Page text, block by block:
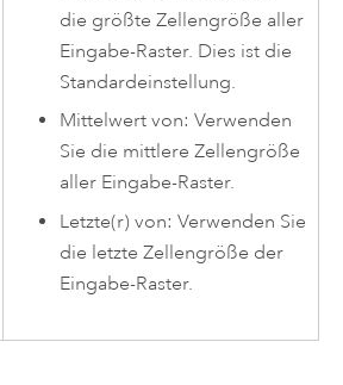
die größte Zellengröße aller
Eingabe-Raster. Dies ist die
Standardeinstellung.
Mittelwert von: Verwenden
Sie die mittlere Zellengröße
aller Eingabe-Raster.
Letzte(r) von: Verwenden Sie
die letzte Zellengröße der
Eingabe-Raster.